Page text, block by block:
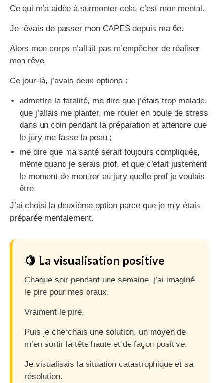
Ce qui m’a aidée à surmonter cela, c’est mon mental.
Je rêvais de passer mon CAPES depuis ma 6e.
Alors mon corps n’allait pas m’empêcher de réaliser
mon rêve.
Ce jour-là, j’avais deux options :
admettre la fatalité, me dire que j’étais trop malade,
que j’allais me planter, me rouler en boule de stress
dans un coin pendant la préparation et attendre que
le jury me fasse la peau ;
me dire que ma santé serait toujours compliquée,
même quand je serais prof, et que c’était justement
le moment de montrer au jury quelle prof je voulais
être.
J’ai choisi la deuxième option parce que je m’y étais
préparée mentalement.
🍋 La visualisation positive
Chaque soir pendant une semaine, j’ai imaginé
le pire pour mes oraux.
Vraiment le pire.
Puis je cherchais une solution, un moyen de
m’en sortir la tête haute et de façon positive.
Je visualisais la situation catastrophique et sa
résolution.